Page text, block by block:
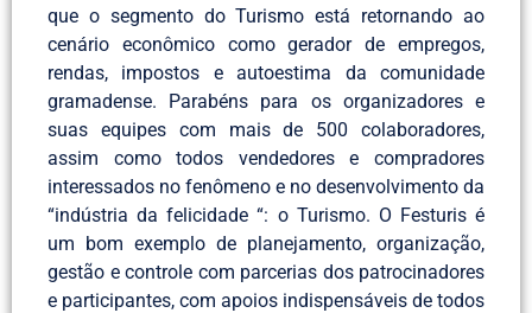
que o segmento do Turismo está retornando ao
cenário econômico como gerador de empregos,
rendas, impostos e autoestima da comunidade
gramadense. Parabéns para os organizadores e
suas equipes com mais de 500 colaboradores,
assim como todos vendedores e compradores
interessados no fenômeno e no desenvolvimento da
“indústria da felicidade “: o Turismo. O Festuris é
um bom exemplo de planejamento, organização,
gestão e controle com parcerias dos patrocinadores
e participantes, com apoios indispensáveis de todos